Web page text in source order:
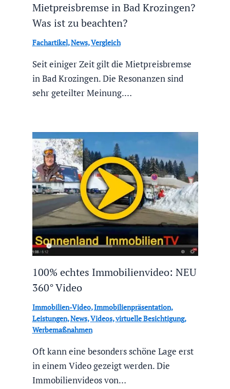
Mietpreisbremse in Bad Krozingen?
Was ist zu beachten?
Fachartikel,News,Vergleich
Seit einiger Zeit gilt die Mietpreisbremse
in Bad Krozingen. Die Resonanzen sind
sehr geteilter Meinung.…
100% echtes Immobilienvideo: NEU
360° Video
Immobilien-Video,Immobilienpräsentation,
Leistungen,News,Videos,virtuelle Besichtigung,
Werbemaßnahmen
Oft kann eine besonders schöne Lage erst
in einem Video gezeigt werden. Die
Immobilienvideos von…